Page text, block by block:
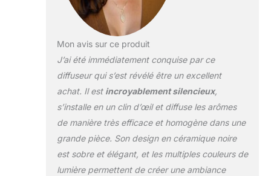
grand diffuseur d'huiles essentielles
offre 10 parfums aromatiques
différents. En raison de sa
polyvalence, nous l'appelons un
grand diffuseur d'huiles essentielles,
pièce. Le cadeau parfait : le diffuseur
d'huiles essentielles d'aromathérapie
dispose d'un grain de bois super
moderne, comme une pièce
vacances, fête des pères, fête des
mères, Saint-Valentin, etc. C'est le
cadeau parfait pour les amis, la famille
Mon avis sur ce produit
J’ai été immédiatement conquise par ce
diffuseur qui s’est révélé être un excellent
achat. Il est incroyablement silencieux,
s’installe en un clin d’œil et diffuse les arômes
de manière très efficace et homogène dans une
grande pièce. Son design en céramique noire
est sobre et élégant, et les multiples couleurs de
lumière permettent de créer une ambiance